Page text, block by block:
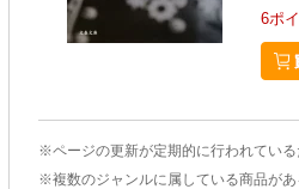
6ポ
※ページの更新が定期的に行われてい
※複数のジャンルに属している商品があ